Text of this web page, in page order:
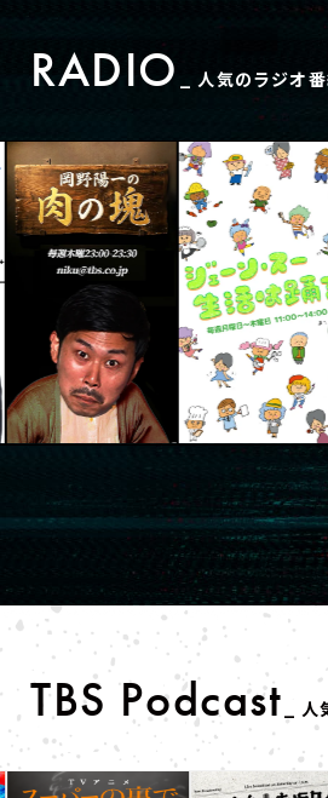
20:30 - 21:00
Sky presents 柿澤勇人
坂ラジオ
柿澤勇人 / 松田慎也
LIVE STREAMING
21:00 - 21:30
RADIO _ 人気のラジオ
TBS Podcast _